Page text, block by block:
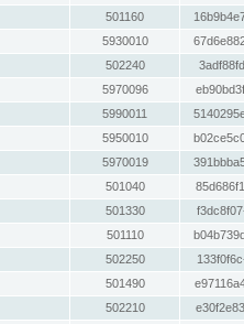
501160
5930010
502240
5970096
5990011
5950010
5970019
501040
501330
501110
502250
501490
502210